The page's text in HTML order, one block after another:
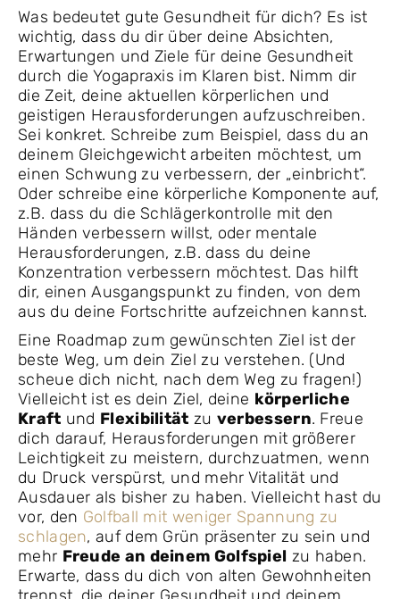
Was bedeutet gute Gesundheit für dich? Es ist
wichtig, dass du dir über deine Absichten,
Erwartungen und Ziele für deine Gesundheit
durch die Yogapraxis im Klaren bist. Nimm dir
die Zeit, deine aktuellen körperlichen und
geistigen Herausforderungen aufzuschreiben.
Sei konkret. Schreibe zum Beispiel, dass du an
deinem Gleichgewicht arbeiten möchtest, um
einen Schwung zu verbessern, der „einbricht“.
Oder schreibe eine körperliche Komponente auf,
z.B. dass du die Schlägerkontrolle mit den
Händen verbessern willst, oder mentale
Herausforderungen, z.B. dass du deine
Konzentration verbessern möchtest. Das hilft
dir, einen Ausgangspunkt zu finden, von dem
aus du deine Fortschritte aufzeichnen kannst.
Eine Roadmap zum gewünschten Ziel ist der
beste Weg, um dein Ziel zu verstehen. (Und
scheue dich nicht, nach dem Weg zu fragen!)
Vielleicht ist es dein Ziel, deine körperliche
Kraft und Flexibilität zu verbessern. Freue
dich darauf, Herausforderungen mit größerer
Leichtigkeit zu meistern, durchzuatmen, wenn
du Druck verspürst, und mehr Vitalität und
Ausdauer als bisher zu haben. Vielleicht hast du
vor, den Golfball mit weniger Spannung zu
schlagen, auf dem Grün präsenter zu sein und
mehr Freude an deinem Golfspiel zu haben.
Erwarte, dass du dich von alten Gewohnheiten